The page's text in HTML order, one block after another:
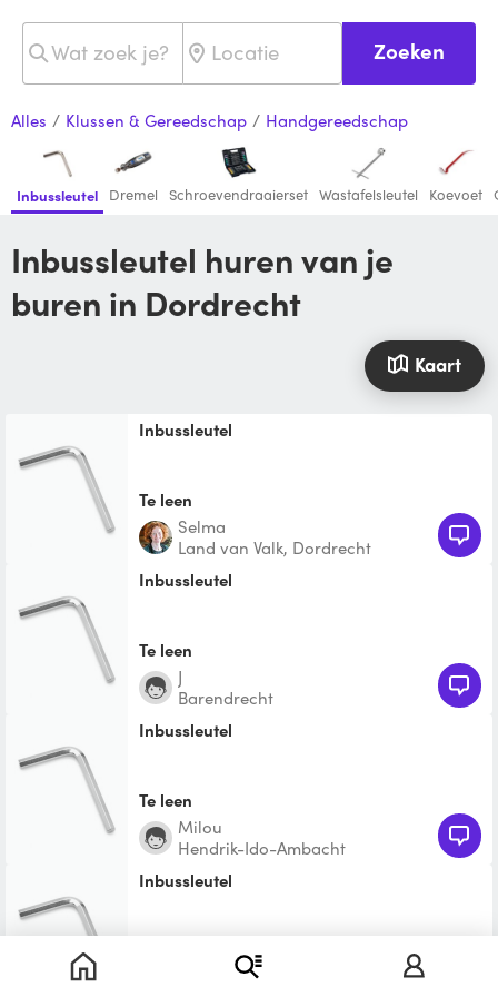
Zoeken
Alles / Klussen & Gereedschap / Handgereedschap
Inbussleutel Dremel Schroevendraaierset Wastafelsleutel Koevoet
Inbussleutel huren van je
buren in Dordrecht
Kaart
Inbussleutel
Te leen
Selma
Land van Valk, Dordrecht
Inbussleutel
Te leen
J
Barendrecht
Inbussleutel
Te leen
Milou
Hendrik-Ido-Ambacht
Inbussleutel